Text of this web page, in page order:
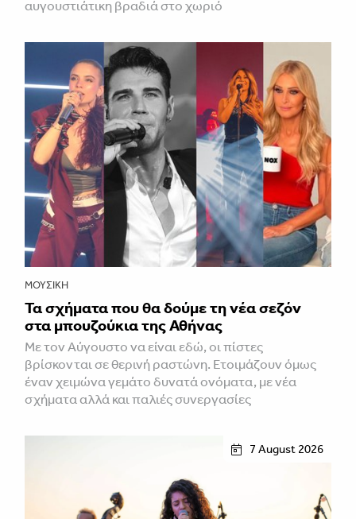
αυγουστιάτικη βραδιά στο χωριό
ΜΟΥΣΙΚΉ
Τα σχήματα που θα δούμε τη νέα σεζόν
στα μπουζούκια της Αθήνας
Με τον Αύγουστο να είναι εδώ, οι πίστες
βρίσκονται σε θερινή ραστώνη. Ετοιμάζουν όμως
έναν χειμώνα γεμάτο δυνατά ονόματα, με νέα
σχήματα αλλά και παλιές συνεργασίες
7 August 2026